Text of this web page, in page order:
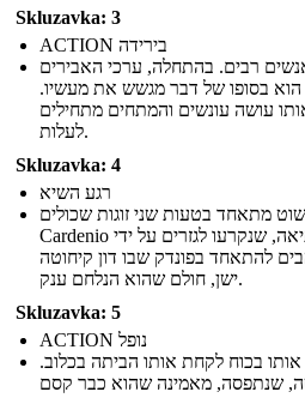
Skluzavka: 3
ACTION בירידה
רבים. בהתחלה, ערכי האבירים
הוא בסופו של דבר מגשש את מעשיו.
עושה עונשים והמתחים מתחילים
לעלות.
Skluzavka: 4
רגע השיא
מתאחד בטעות שני זוגות שכולים.
Cardenio עם לוסינדה, ופרדיננד עם דורותיאה, שנקרעו לגזרים על ידי
להתאחד בפונדק שבו דון קיחוטה
ישן, חולם שהוא הנלחם ענק.
Skluzavka: 5
ACTION נופל
בכוח לקחת אותו הביתה בכלוב.